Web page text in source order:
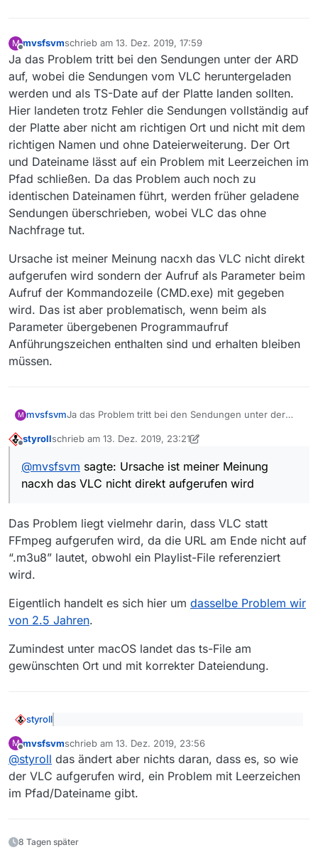
MediathekView klappen würde.
M
Offline
mvsfsvmschrieb am 13. Dez. 2019, 17:59
zuletzt editiert von
Ja das Problem tritt bei den Sendungen unter der ARD
auf, wobei die Sendungen vom VLC heruntergeladen
werden und als TS-Date auf der Platte landen sollten.
Hier landeten trotz Fehler die Sendungen vollständig auf
der Platte aber nicht am richtigen Ort und nicht mit dem
richtigen Namen und ohne Dateierweiterung. Der Ort
und Dateiname lässt auf ein Problem mit Leerzeichen im
Pfad schließen. Da das Problem auch noch zu
identischen Dateinamen führt, werden früher geladene
Sendungen überschrieben, wobei VLC das ohne
Nachfrage tut.
Ursache ist meiner Meinung nacxh das VLC nicht direkt
aufgerufen wird sondern der Aufruf als Parameter beim
Aufruf der Kommandozeile (CMD.exe) mit gegeben
wird. Das ist aber problematisch, wenn beim als
Parameter übergebenen Programmaufruf
Anführungszeichen enthalten sind und erhalten bleiben
müssen.
M mvsfsvmJa das Problem tritt bei den Sendungen unter der
heruntergeladen werden und als TS-Date auf der
Sendungen vollständig auf der Platte aber nicht am
richtigen Ort und nicht mit dem richtigen Namen und
Da das Problem auch noch zu identischen
Dateinamen führt, werden früher geladene
Sendungen überschrieben, wobei VLC das ohne
Nachfrage tut.
Ursache ist meiner Meinung nacxh das VLC nicht
Parameter beim Aufruf der Kommandozeile
(CMD.exe) mit gegeben wird. Das ist aber
enthalten sind und erhalten bleiben müssen.
styrollschrieb am 13. Dez. 2019, 23:21
zuletzt editiert von styroll
@mvsfsvm sagte: Ursache ist meiner Meinung
nacxh das VLC nicht direkt aufgerufen wird
Das Problem liegt vielmehr darin, dass VLC statt
FFmpeg aufgerufen wird, da die URL am Ende nicht auf
“.m3u8” lautet, obwohl ein Playlist-File referenziert
wird.
Eigentlich handelt es sich hier um dasselbe Problem wir
von 2.5 Jahren.
Zumindest unter macOS landet das ts-File am
gewünschten Ort und mit korrekter Dateiendung.
styroll
nacxh das VLC nicht direkt aufgerufen wird
Das Problem liegt vielmehr darin, dass VLC statt FFmpeg
aufgerufen wird, da die URL am Ende nicht auf “.m3u8”
lautet, obwohl ein Playlist-File referenziert wird.
Eigentlich handelt es sich hier umdasselbe Problem wir
von 2.5 Jahren.
M
Offline
mvsfsvmschrieb am 13. Dez. 2019, 23:56
zuletzt editiert von
@styroll das ändert aber nichts daran, dass es, so wie
der VLC aufgerufen wird, ein Problem mit Leerzeichen
im Pfad/Dateiname gibt.
8 Tagen später